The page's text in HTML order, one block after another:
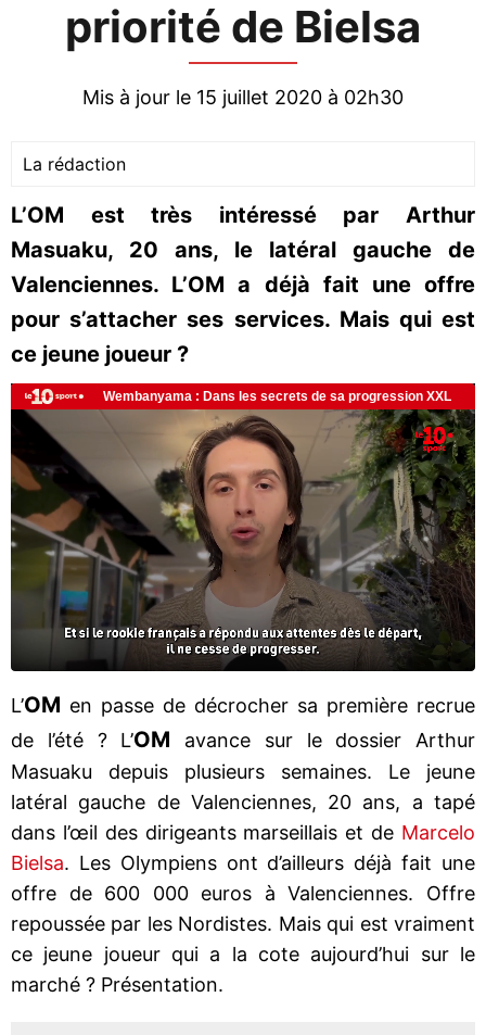
priorité de Bielsa
Mis à jour le 15 juillet 2020 à 02h30
La rédaction
L’OM est très intéressé par Arthur
Masuaku, 20 ans, le latéral gauche de
Valenciennes. L’OM a déjà fait une offre
pour s’attacher ses services. Mais qui est
ce jeune joueur ?
L’OM en passe de décrocher sa première recrue
de l’été ? L’OM
avance sur le dossier Arthur
Masuaku depuis plusieurs semaines. Le jeune
latéral gauche de Valenciennes, 20 ans, a tapé
dans l’œil des dirigeants marseillais et de Marcelo
Bielsa. Les Olympiens ont d’ailleurs déjà fait une
offre de 600 000 euros à Valenciennes. Offre
repoussée par les Nordistes. Mais qui est vraiment
ce jeune joueur qui a la cote aujourd’hui sur le
marché ? Présentation.